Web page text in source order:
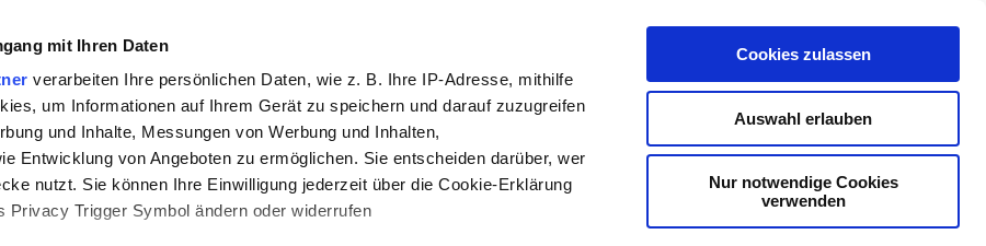
mit Ihren Daten
verarbeiten Ihre persönlichen Daten, wie z. B. Ihre IP-Adresse, mithilfe
um Informationen auf Ihrem Gerät zu speichern und darauf zuzugreifen
und Inhalte, Messungen von Werbung und Inhalten,
Entwicklung von Angeboten zu ermöglichen. Sie entscheiden darüber, wer
nutzt. Sie können Ihre Einwilligung jederzeit über die Cookie-Erklärung
Privacy Trigger Symbol ändern oder widerrufen
Cookies zulassen
Auswahl erlauben
Nur notwendige Cookies
verwenden
Politik-Pädagogik- Psychologie-Medien -Methodik und
teachSam-So sucht man auf teachSam-teachSam braucht
Frühen Neuzeit